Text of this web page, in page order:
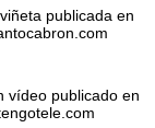
publicada en
vídeo publicado en